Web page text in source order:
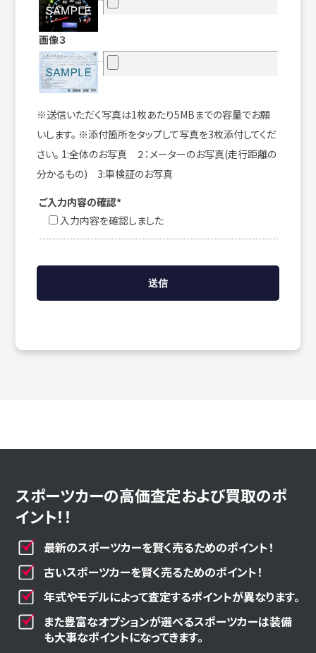
画像３
※送信いただく写真は1枚あたり5MBまでの容量でお願
いします。 ※添付箇所をタップして写真を3枚添付してくだ
さい。 1:全体のお写真 ２：メーターのお写真(走行距離の
分かるもの) 3:車検証のお写真
ご入力内容の確認*
入力内容を確認しました
スポーツカーの高価査定および買取のポ
イント！！
最新のスポーツカーを賢く売るためのポイント！
古いスポーツカーを賢く売るためのポイント！
年式やモデルによって査定するポイントが異なります。
また豊富なオプションが選べるスポーツカーは装備
も大事なポイントになってきます。